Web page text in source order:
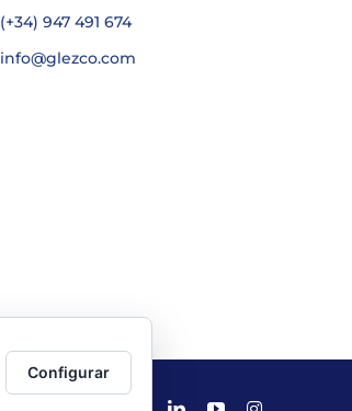
(+34) 947 491 674
info@glezco.com
Configurar